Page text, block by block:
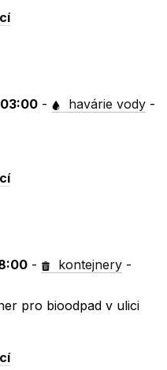
- havárie vody -
- kontejnery -
pro bioodpad v ulici